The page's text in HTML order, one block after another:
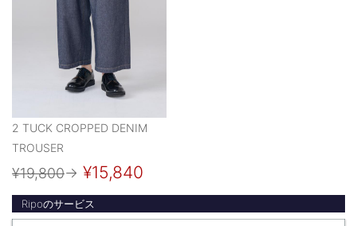
2 TUCK CROPPED DENIM
TROUSER
¥19,800→ ¥15,840
Ripoのサービス